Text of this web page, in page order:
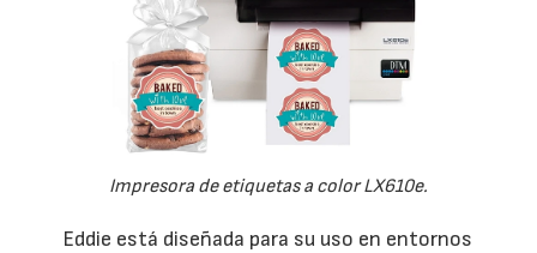
Impresora de etiquetas a color LX610e.
Eddie está diseñada para su uso en entornos